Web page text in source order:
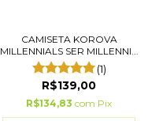
CAMISETA KOROVA
MILLENNIALS SER MILLENNI...
(1)
R$139,00
R$134,83 com Pix